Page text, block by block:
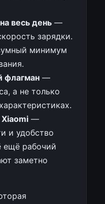
на весь день—
зарядки.
минимум
флагман—
а не только
—
и удобство
ещё рабочий
заметно